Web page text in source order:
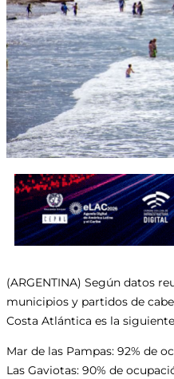
(ARGENTINA) Según datos
municipios y partidos de
Costa Atlántica es la
Mar de las Pampas: 92% de
Las Gaviotas: 90% de